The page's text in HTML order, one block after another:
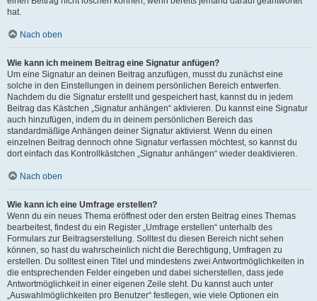
hat.
Nach oben
Wie kann ich meinem Beitrag eine Signatur anfügen?
Um eine Signatur an deinen Beitrag anzufügen, musst du zunächst eine
solche in den Einstellungen in deinem persönlichen Bereich entwerfen.
Nachdem du die Signatur erstellt und gespeichert hast, kannst du in jedem
Beitrag das Kästchen „Signatur anhängen“ aktivieren. Du kannst eine Signatur
auch hinzufügen, indem du in deinem persönlichen Bereich das
standardmäßige Anhängen deiner Signatur aktivierst. Wenn du einen
einzelnen Beitrag dennoch ohne Signatur verfassen möchtest, so kannst du
dort einfach das Kontrollkästchen „Signatur anhängen“ wieder deaktivieren.
Nach oben
Wie kann ich eine Umfrage erstellen?
Wenn du ein neues Thema eröffnest oder den ersten Beitrag eines Themas
bearbeitest, findest du ein Register „Umfrage erstellen“ unterhalb des
Formulars zur Beitragserstellung. Solltest du diesen Bereich nicht sehen
können, so hast du wahrscheinlich nicht die Berechtigung, Umfragen zu
erstellen. Du solltest einen Titel und mindestens zwei Antwortmöglichkeiten in
die entsprechenden Felder eingeben und dabei sicherstellen, dass jede
Antwortmöglichkeit in einer eigenen Zeile steht. Du kannst auch unter
„Auswahlmöglichkeiten pro Benutzer“ festlegen, wie viele Optionen ein